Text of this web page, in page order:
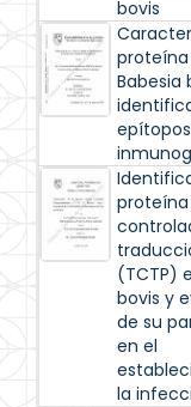
bovis
proteína
Babesia
epítopos
(TCTP)
bovis y
de su
en el
la